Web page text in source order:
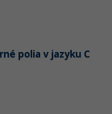
polia v jazyku C